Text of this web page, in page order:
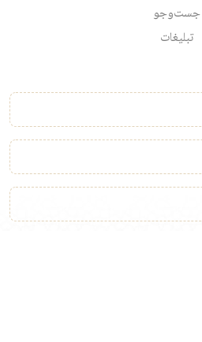
جست‌وجو
تبلیغات